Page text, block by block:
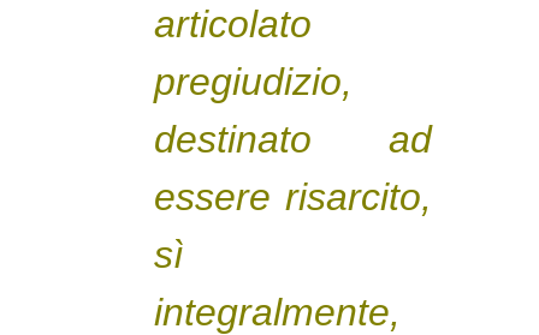
articolato
pregiudizio,
destinato ad
essere risarcito,
sì
integralmente,